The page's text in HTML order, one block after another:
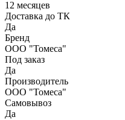
12 месяцев
Доставка до ТК
Да
Бренд
ООО "Томеса"
Под заказ
Да
Производитель
ООО "Томеса"
Самовывоз
Да